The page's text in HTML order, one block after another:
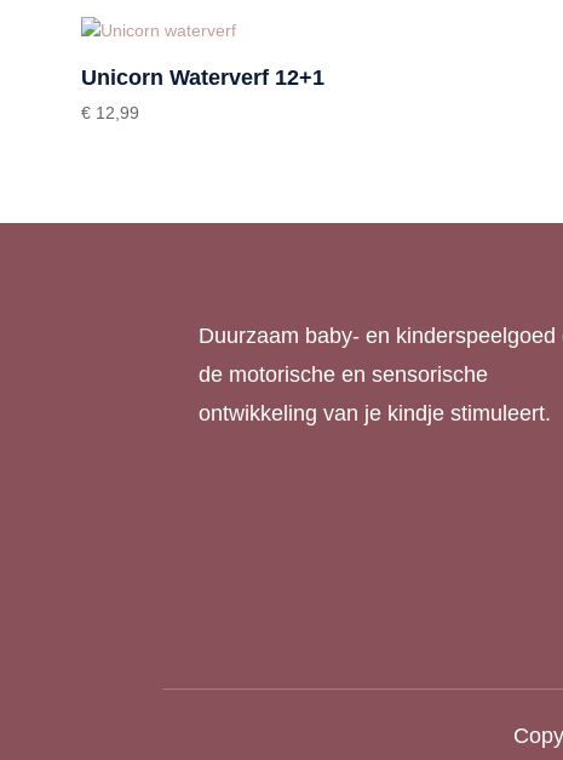
Unicorn Waterverf 12+1
€ 12,99
Duurzaam baby- en kinderspeelgoed
de motorische en sensorische
ontwikkeling van je kindje stimuleert.